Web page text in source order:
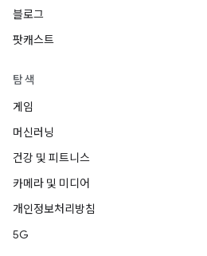
블로그
팟캐스트
탐색
게임
머신러닝
건강 및 피트니스
카메라 및 미디어
개인정보처리방침
5G